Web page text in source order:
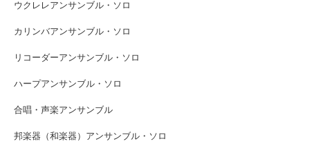
ウクレレアンサンブル・ソロ
カリンバアンサンブル・ソロ
リコーダーアンサンブル・ソロ
ハープアンサンブル・ソロ
合唱・声楽アンサンブル
邦楽器（和楽器）アンサンブル・ソロ